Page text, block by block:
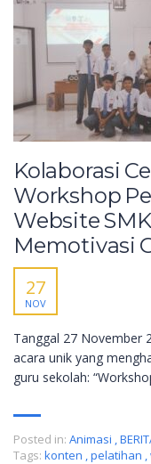
Kolaborasi
Workshop
Website
Memotivasi
27
NOV
Tanggal 27 November
acara unik yang
guru sekolah:
Posted in: Animasi ,
Tags: konten ,pelatihan ,